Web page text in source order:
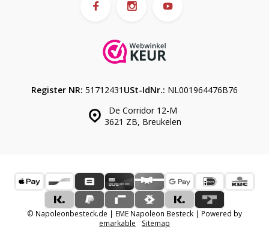
De Corridor 12-M
3621 ZB, Breukelen
Register NR: 51712431 USt-IdNr.: NL001964476B76
© Napoleonbesteck.de | EME Napoleon Besteck | Powered by
emarkable
Sitemap